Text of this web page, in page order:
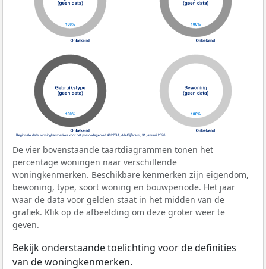
De vier bovenstaande taartdiagrammen tonen het
percentage woningen naar verschillende
woningkenmerken. Beschikbare kenmerken zijn eigendom,
bewoning, type, soort woning en bouwperiode. Het jaar
waar de data voor gelden staat in het midden van de
grafiek. Klik op de afbeelding om deze groter weer te
geven.
Bekijk onderstaande toelichting voor de definities
van de woningkenmerken.